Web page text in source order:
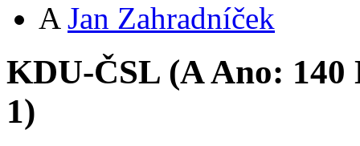
A Jan Zahradníček
KDU-ČSL (AAno: 140
1)